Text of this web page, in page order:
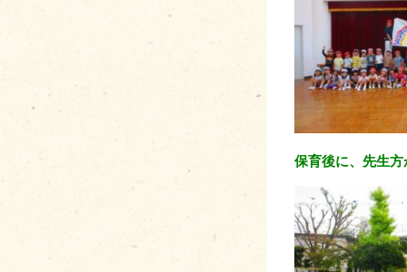
保育後に、先生